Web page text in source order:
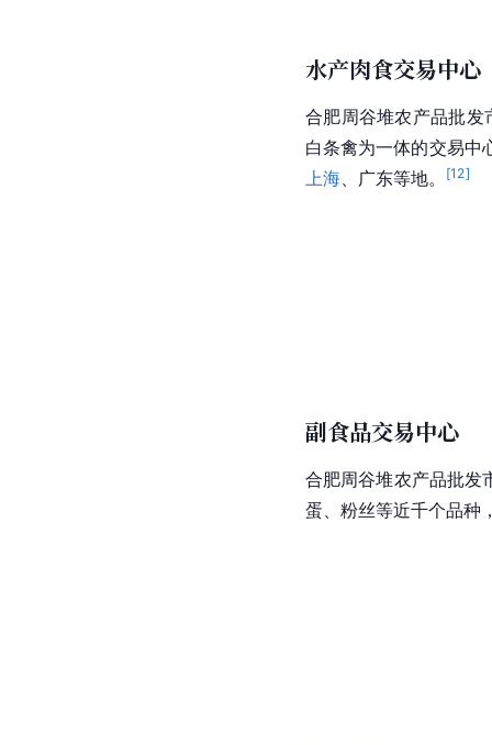
水产肉食交易中心
合肥周谷堆农产品批
白条禽为一体的交易中
上海 、广东等地。 [12]
副食品交易中心
合肥周谷堆农产品批发
蛋、粉丝等近千个品种